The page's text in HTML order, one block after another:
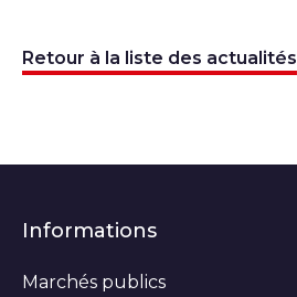
Retour à la liste des actualités
Informations
Marchés publics